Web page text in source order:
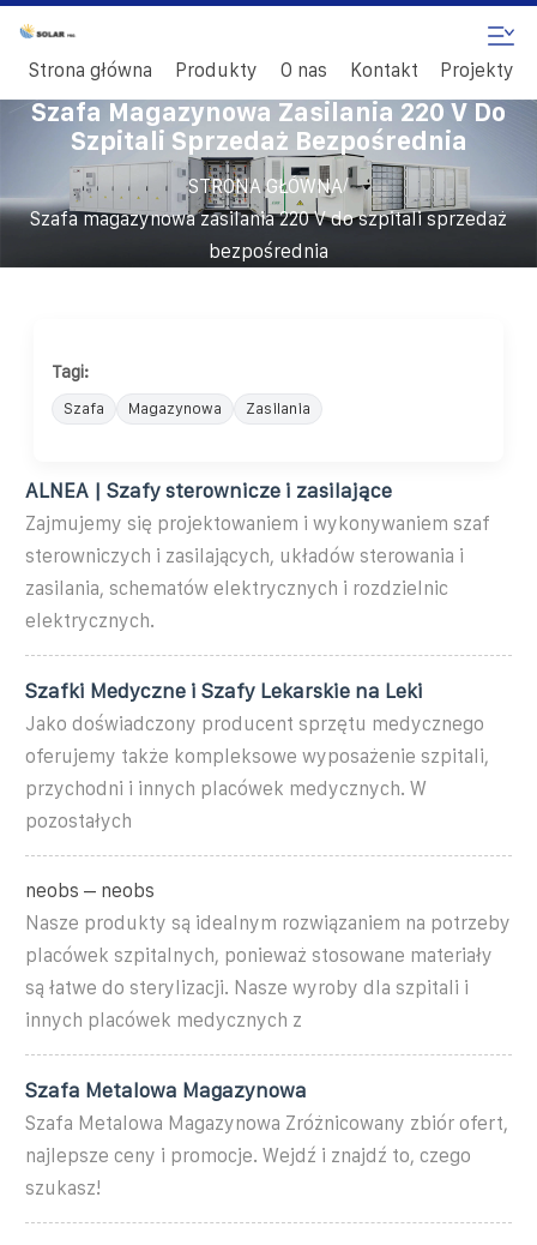
Strona główna Produkty O nas Kontakt Projekty
Szafa Magazynowa Zasilania 220 V Do
Szpitali Sprzedaż Bezpośrednia
STRONA GŁÓWNA/
Szafa magazynowa zasilania 220 V do szpitali sprzedaż
bezpośrednia
Tagi:
Szafa Magazynowa Zasilania
ALNEA | Szafy sterownicze i zasilające
Zajmujemy się projektowaniem i wykonywaniem szaf
sterowniczych i zasilających, układów sterowania i
zasilania, schematów elektrycznych i rozdzielnic
elektrycznych.
Szafki Medyczne i Szafy Lekarskie na Leki
Jako doświadczony producent sprzętu medycznego
oferujemy także kompleksowe wyposażenie szpitali,
przychodni i innych placówek medycznych. W
pozostałych
neobs – neobs
Nasze produkty są idealnym rozwiązaniem na potrzeby
placówek szpitalnych, ponieważ stosowane materiały
są łatwe do sterylizacji. Nasze wyroby dla szpitali i
innych placówek medycznych z
Szafa Metalowa Magazynowa
Szafa Metalowa Magazynowa Zróżnicowany zbiór ofert,
najlepsze ceny i promocje. Wejdź i znajdź to, czego
szukasz!